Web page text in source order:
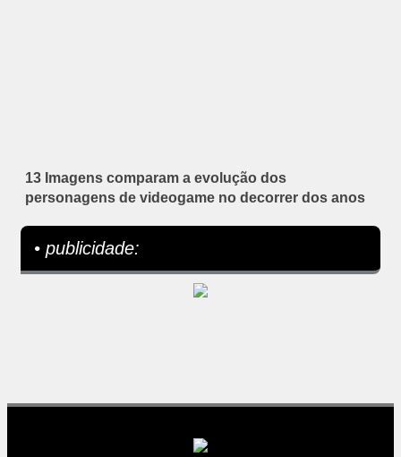
13 Imagens comparam a evolução dos
personagens de videogame no decorrer dos anos
• publicidade: